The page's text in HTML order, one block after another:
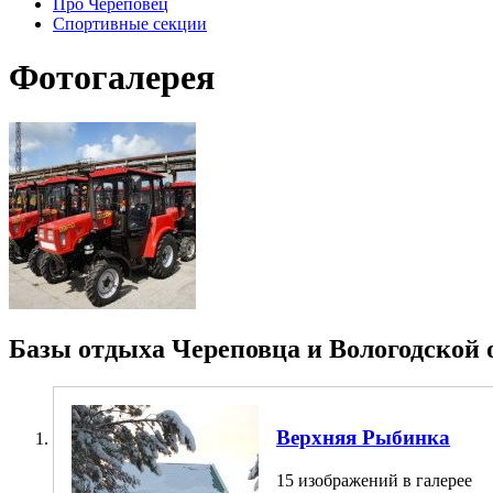
Спортивные секции
Фотогалерея
Базы отдыха Череповца и Вологодской
Верхняя Рыбинка
15 изображений в галерее